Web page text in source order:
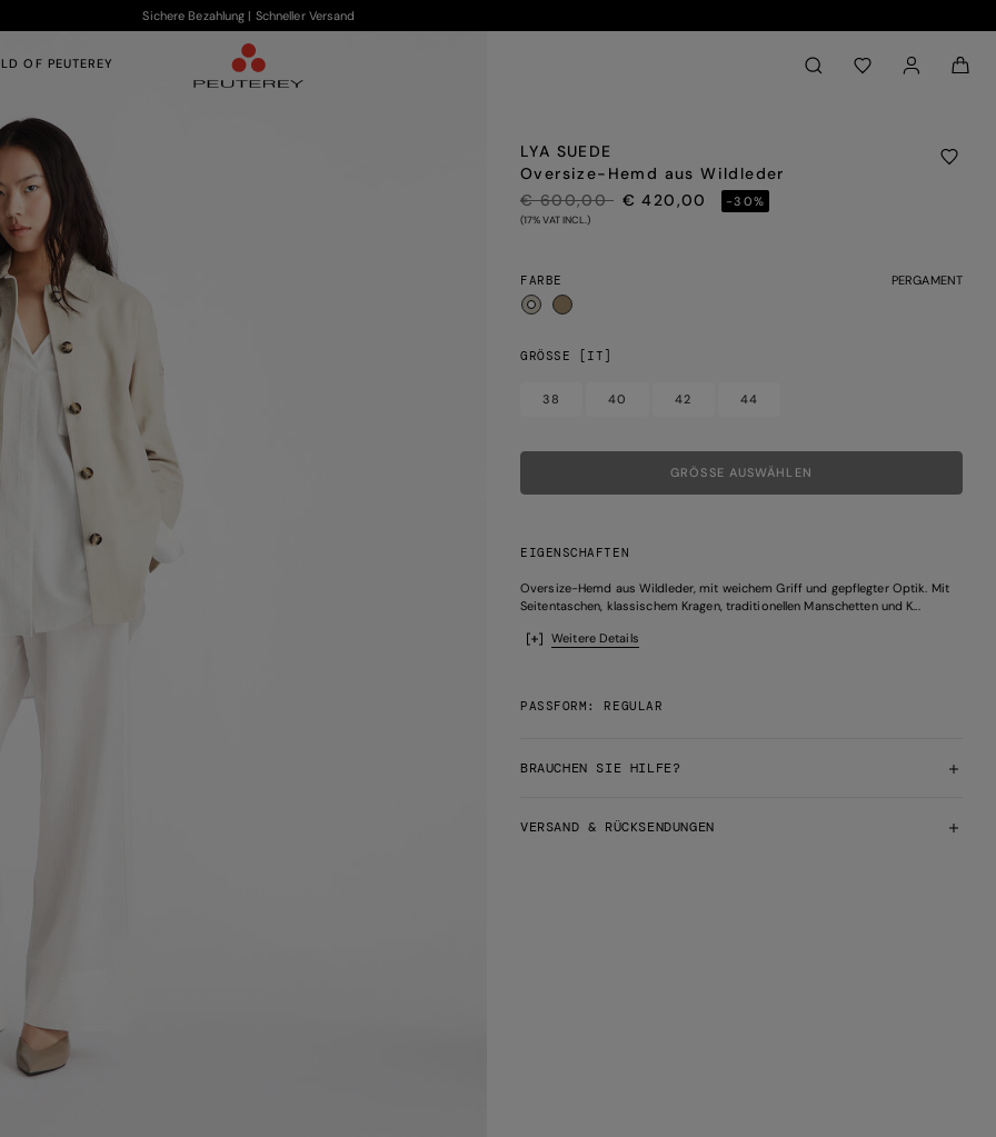
Sichere Bezahlung | Schneller Versand
OF PEUTEREY Back to My Account
LYA SUEDE
Oversize-Hemd aus Wildleder
PREIS REDUZIERT VON
€ 600,00AUF
€ 420,00 -30%
(17% VAT INCL.)
FARBE PERGAMENT
GRÖSSE [IT]
38 40 42 44
GRÖSSE AUSWÄHLEN
EIGENSCHAFTEN
Oversize-Hemd aus Wildleder, mit weichem Griff und gepflegter Optik. Mit
Seitentaschen, klassischem Kragen, traditionellen Manschetten und K...
Weitere Details
PASSFORM: REGULAR
BRAUCHEN SIE HILFE?
VERSAND & RÜCKSENDUNGEN